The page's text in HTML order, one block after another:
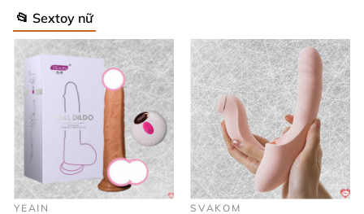
📂 Sextoy nữ
YEAIN SVAKOM